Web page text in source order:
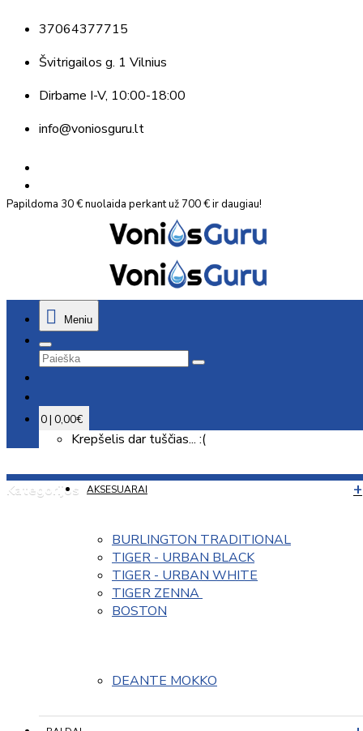
37064377715
Švitrigailos g. 1 Vilnius
Dirbame I-V, 10:00-18:00
info@voniosguru.lt
Papildoma 30 € nuolaida perkant už 700 € ir daugiau!
Meniu
0 | 0,00€
Krepšelis dar tuščias... :(
Kategorijos AKSESUARAI
BURLINGTON TRADITIONAL
TIGER - URBAN BLACK
TIGER - URBAN WHITE
TIGER ZENNA
BOSTON
DEANTE MOKKO